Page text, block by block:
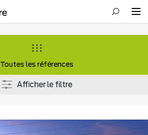
Toutes les références
Afficher le filtre